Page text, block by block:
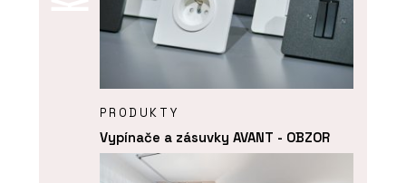
PRODUKTY
Vypínače a zásuvky AVANT - OBZOR